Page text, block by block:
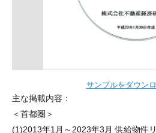
サンプルをダウン
主な掲載内容：
＜首都圏＞
(1)2013年1月～2023年3月 供給物件